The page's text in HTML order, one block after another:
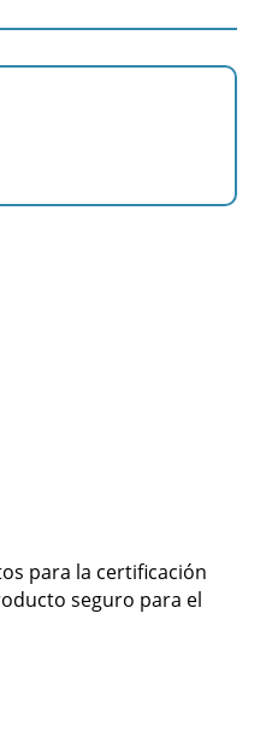
para la certificación
seguro para el